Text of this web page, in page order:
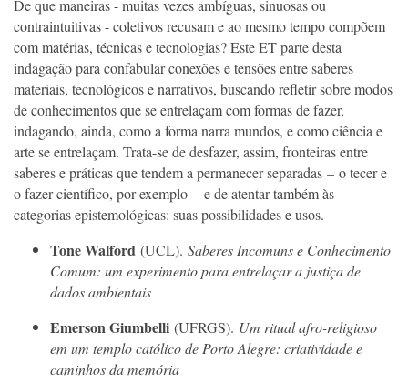
De que maneiras - muitas vezes ambíguas, sinuosas ou
contraintuitivas - coletivos recusam e ao mesmo tempo compõem
com matérias, técnicas e tecnologias? Este ET parte desta
indagação para confabular conexões e tensões entre saberes
materiais, tecnológicos e narrativos, buscando refletir sobre modos
de conhecimentos que se entrelaçam com formas de fazer,
indagando, ainda, como a forma narra mundos, e como ciência e
arte se entrelaçam. Trata-se de desfazer, assim, fronteiras entre
saberes e práticas que tendem a permanecer separadas – o tecer e
o fazer científico, por exemplo – e de atentar também às
categorias epistemológicas: suas possibilidades e usos.
Tone Walford (UCL). Saberes Incomuns e Conhecimento
Comum: um experimento para entrelaçar a justiça de
dados ambientais
Emerson Giumbelli (UFRGS). Um ritual afro-religioso
em um templo católico de Porto Alegre: criatividade e
caminhos da memória